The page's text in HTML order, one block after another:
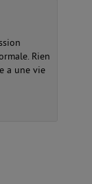
Rien
a une vie